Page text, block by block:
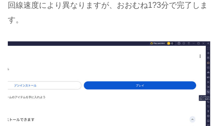
回線速度により異なりますが、おおむね1?3分で完了しま
す。